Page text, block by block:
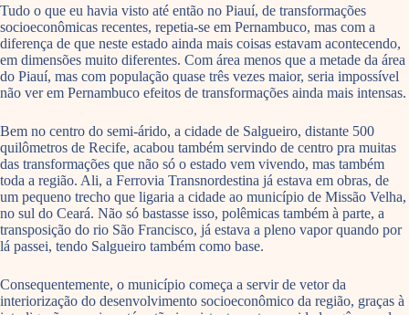
Tudo o que eu havia visto até então no Piauí, de transformações
socioeconômicas recentes, repetia-se em Pernambuco, mas com a
diferença de que neste estado ainda mais coisas estavam acontecendo,
em dimensões muito diferentes. Com área menos que a metade da área
do Piauí, mas com população quase três vezes maior, seria impossível
não ver em Pernambuco efeitos de transformações ainda mais intensas.
Bem no centro do semi-árido, a cidade de Salgueiro, distante 500
quilômetros de Recife, acabou também servindo de centro pra muitas
das transformações que não só o estado vem vivendo, mas também
toda a região. Ali, a Ferrovia Transnordestina já estava em obras, de
um pequeno trecho que ligaria a cidade ao município de Missão Velha,
no sul do Ceará. Não só bastasse isso, polêmicas também à parte, a
transposição do rio São Francisco, já estava a pleno vapor quando por
lá passei, tendo Salgueiro também como base.
Consequentemente, o município começa a servir de vetor da
interiorização do desenvolvimento socioeconômico da região, graças à